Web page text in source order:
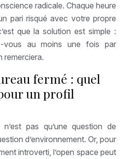
radicale. Chaque heure
pari risqué avec votre propre
que la solution est simple :
vous au moins une fois par
remerciera.
fermé : quel
un profil
pas qu’une question de
d’environnement. Or, pour
introverti, l’open space peut